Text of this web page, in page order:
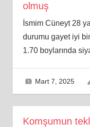
olmuş
İsmim Cüneyt 28
durumu gayet iyi
1.70 boylarında
Mart 7, 2025
Komşumun